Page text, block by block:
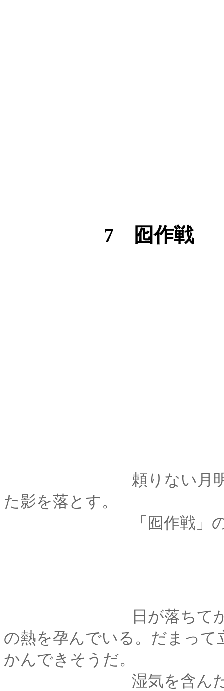
7 囮作戦
頼りない月明かりが
た影を落とす。
「囮作戦」の夜
日が落ちてから随分
の熱を孕んでいる。だまっ
かんできそうだ。
湿気を含んだぬるい